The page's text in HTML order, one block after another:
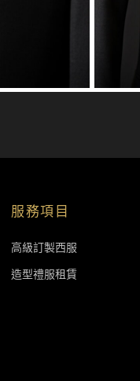
服務項目
高級訂製西服
造型禮服租賃